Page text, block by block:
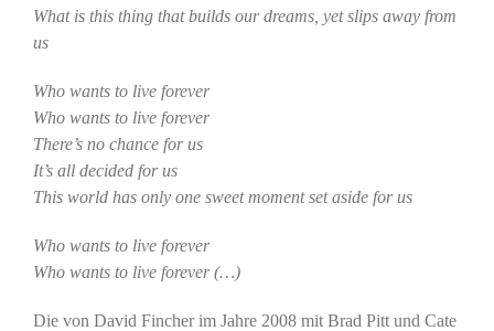
What is this thing that builds our dreams, yet slips away from
us
Who wants to live forever
Who wants to live forever
There’s no chance for us
It’s all decided for us
This world has only one sweet moment set aside for us
Who wants to live forever
Who wants to live forever (…)
Die von David Fincher im Jahre 2008 mit Brad Pitt und Cate